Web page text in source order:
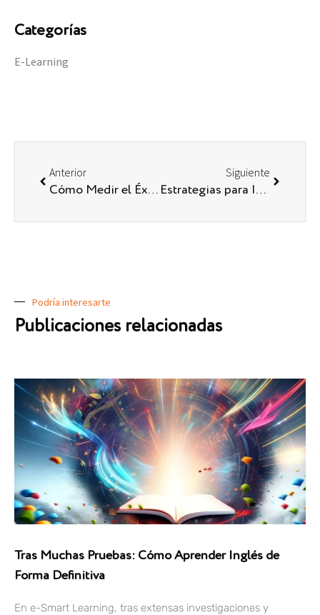
Categorías
E-Learning
Anterior
Cómo Medir el Éxito de tus Programas de Formación con Indicadores Clave de Rendimiento (KPI)
Siguiente
Estrategias para Implementar un Programa de Capacitación de Alto Impacto
Podría interesarte
Publicaciones relacionadas
Tras Muchas Pruebas: Cómo Aprender Inglés de
Forma Definitiva
En e-Smart Learning, tras extensas investigaciones y